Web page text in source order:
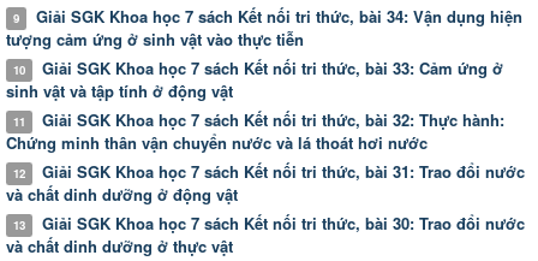
9 Giải SGK Khoa học 7 sách Kết nối tri thức, bài 34: Vận dụng hiện
tượng cảm ứng ở sinh vật vào thực tiễn
10 Giải SGK Khoa học 7 sách Kết nối tri thức, bài 33: Cảm ứng ở
sinh vật và tập tính ở động vật
11 Giải SGK Khoa học 7 sách Kết nối tri thức, bài 32: Thực hành:
Chứng minh thân vận chuyển nước và lá thoát hơi nước
12 Giải SGK Khoa học 7 sách Kết nối tri thức, bài 31: Trao đổi nước
và chất dinh dưỡng ở động vật
13 Giải SGK Khoa học 7 sách Kết nối tri thức, bài 30: Trao đổi nước
và chất dinh dưỡng ở thực vật